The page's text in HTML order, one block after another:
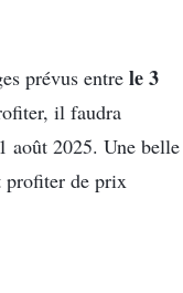
prévus entre le 3
il faudra
août 2025. Une belle
profiter de prix